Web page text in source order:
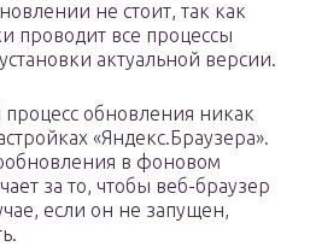
не стоит, так как
проводит все процессы
актуальной версии.
обновления никак
«Яндекс.Браузера».
в фоновом
за то, чтобы веб-браузер
если он не запущен,